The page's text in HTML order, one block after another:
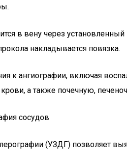
в вену через
накладывается повязка.
к ангиографии, включая
а также почечную,
сосудов
(УЗДГ) позволяет